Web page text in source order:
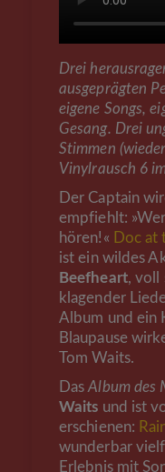
Drei
ausgeprägten
eigene Songs,
Gesang. Drei
Stimmen
Vinylrausch 6
Der Captain
empfiehlt:
hören!«
Doc at
ist ein wildes
Beefheart, voll
klagender
Album und ein
Blaupause
Tom Waits.
DasAlbum des
Waits und ist
erschienen:
wunderbar
Erlebnis mit